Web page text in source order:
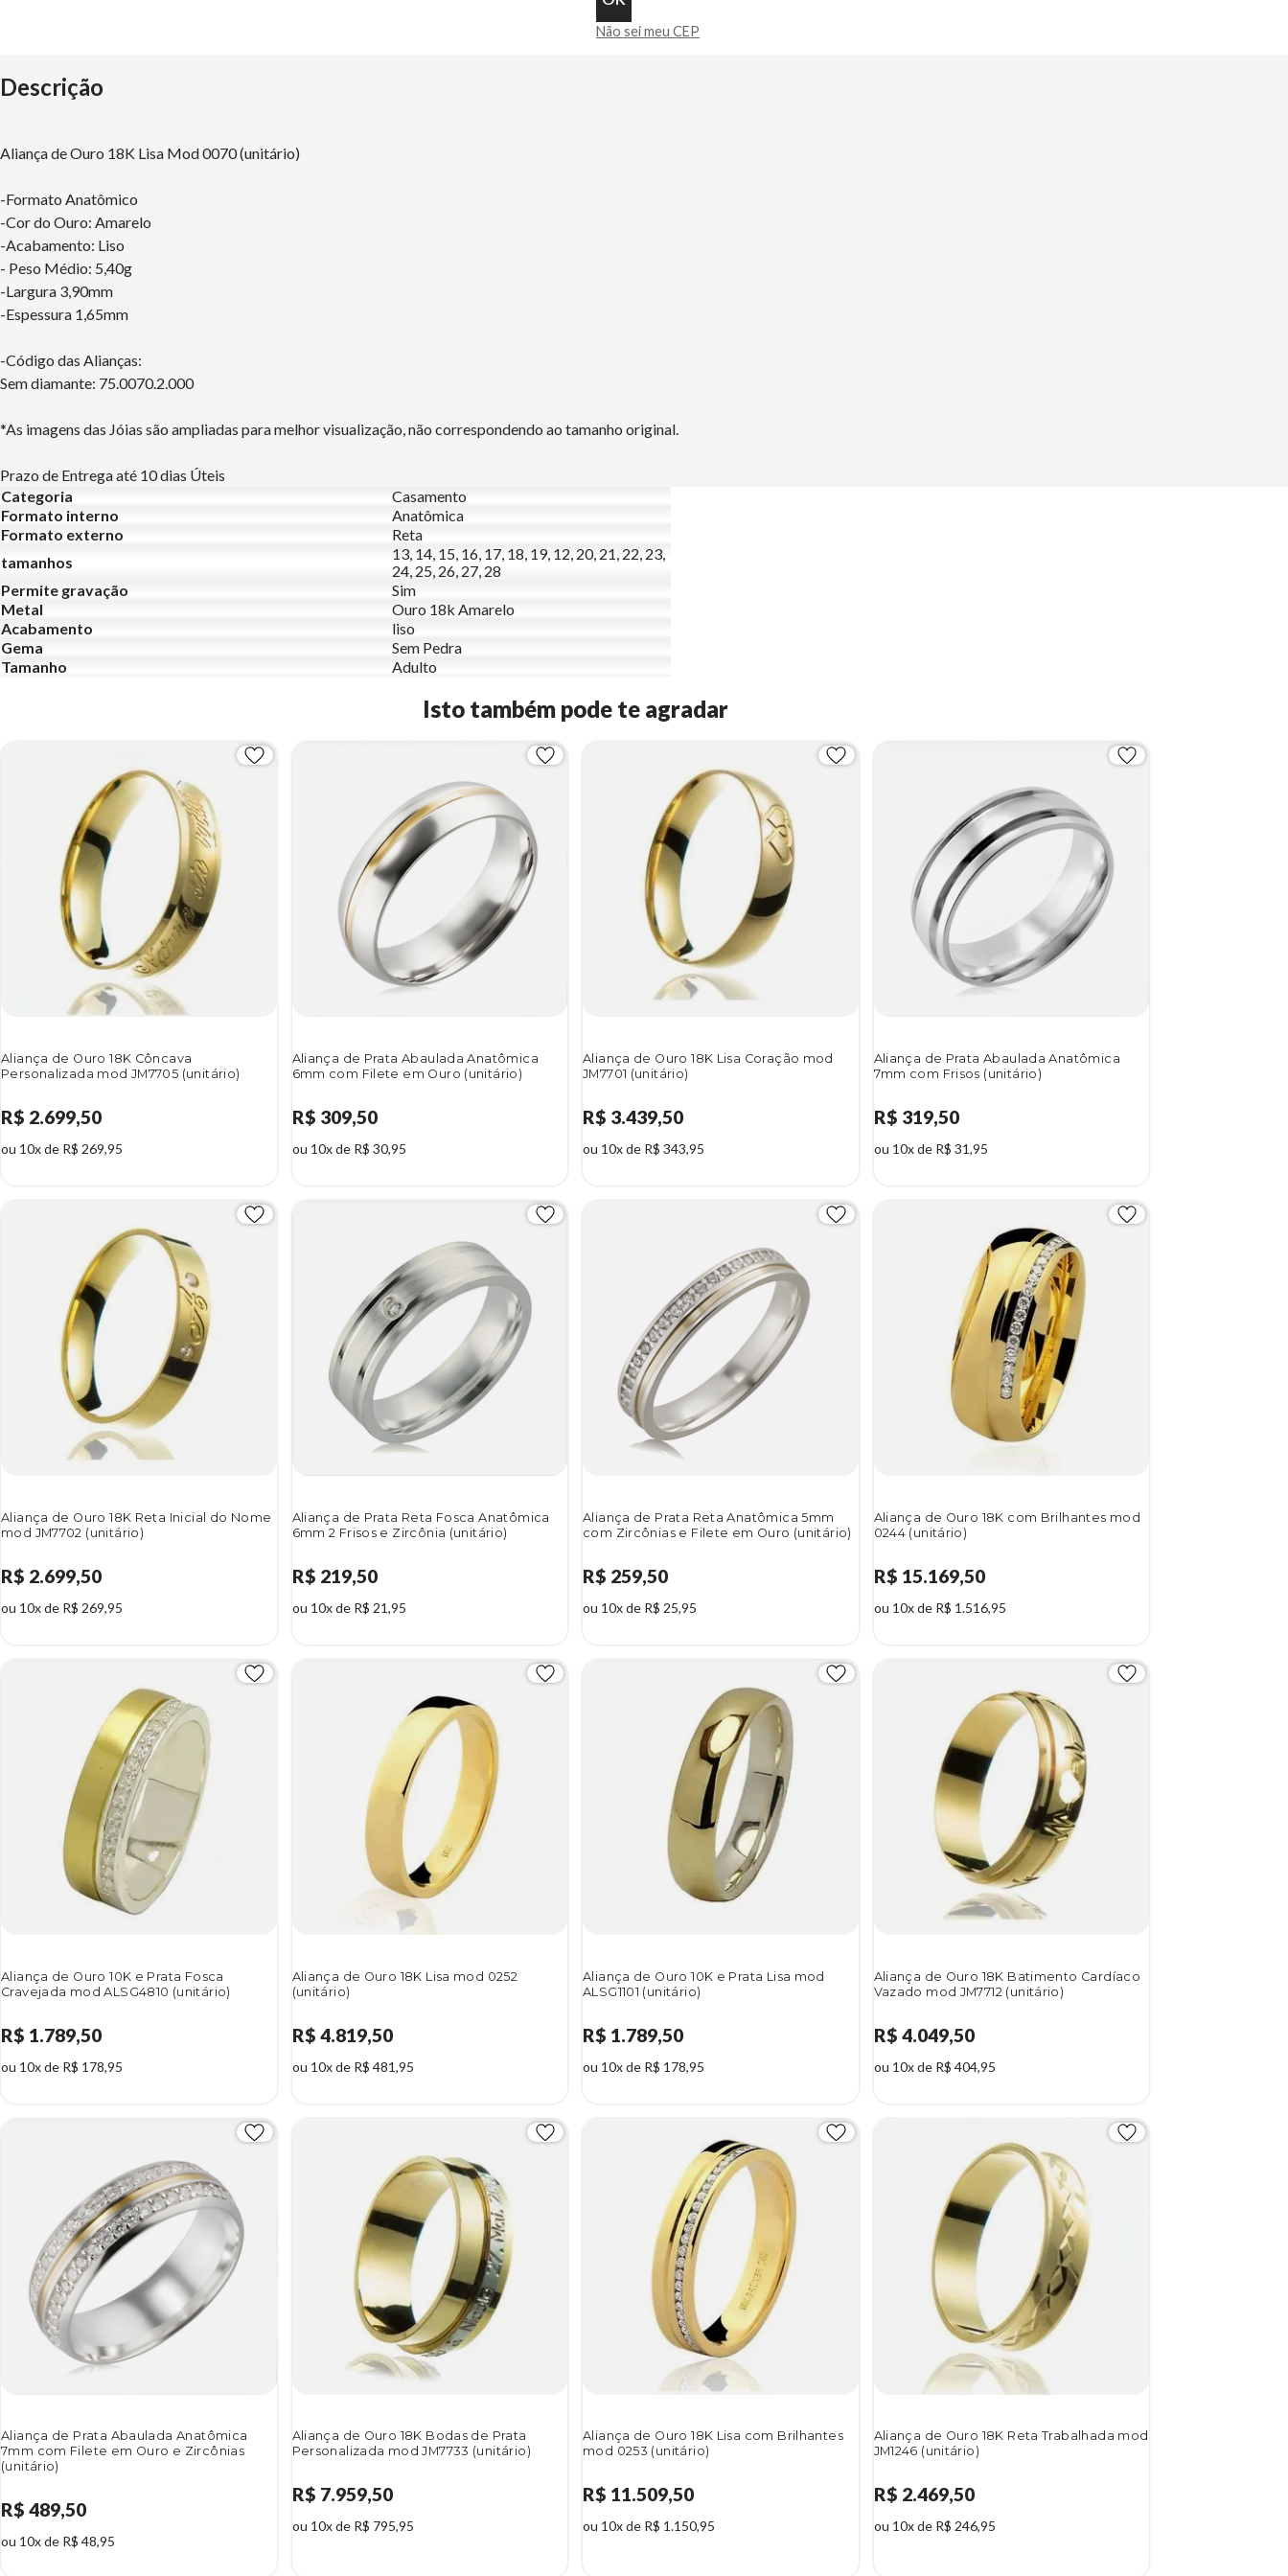
Não sei meu CEP
Descrição
Aliança de Ouro 18K Lisa Mod 0070 (unitário)
-Formato Anatômico
-Cor do Ouro: Amarelo
-Acabamento: Liso
- Peso Médio: 5,40g
-Largura 3,90mm
-Espessura 1,65mm
-Código das Alianças:
Sem diamante: 75.0070.2.000
*As imagens das Jóias são ampliadas para melhor visualização, não correspondendo ao tamanho original.
Prazo de Entrega até 10 dias Úteis
Categoria
Casamento
Formato interno
Anatômica
Formato externo
Reta
tamanhos
13, 14, 15, 16, 17, 18, 19, 12, 20, 21, 22, 23,
24, 25, 26, 27, 28
Permite gravação
Sim
Metal
Ouro 18k Amarelo
Acabamento
liso
Gema
Sem Pedra
Tamanho
Adulto
Isto também pode te agradar
Aliança de Ouro 18K Côncava
Personalizada mod JM7705 (unitário)
R$ 2.699,50
ou 10x de R$ 269,95
Aliança de Prata Abaulada Anatômica
6mm com Filete em Ouro (unitário)
R$ 309,50
ou 10x de R$ 30,95
Aliança de Ouro 18K Lisa Coração mod
JM7701 (unitário)
R$ 3.439,50
ou 10x de R$ 343,95
Aliança de Prata Abaulada Anatômica
7mm com Frisos (unitário)
R$ 319,50
ou 10x de R$ 31,95
Aliança de Ouro 18K Reta Inicial do Nome
mod JM7702 (unitário)
R$ 2.699,50
ou 10x de R$ 269,95
Aliança de Prata Reta Fosca Anatômica
6mm 2 Frisos e Zircônia (unitário)
R$ 219,50
ou 10x de R$ 21,95
Aliança de Prata Reta Anatômica 5mm
com Zircônias e Filete em Ouro (unitário)
R$ 259,50
ou 10x de R$ 25,95
Aliança de Ouro 18K com Brilhantes mod
0244 (unitário)
R$ 15.169,50
ou 10x de R$ 1.516,95
Aliança de Ouro 10K e Prata Fosca
Cravejada mod ALSG4810 (unitário)
R$ 1.789,50
ou 10x de R$ 178,95
Aliança de Ouro 18K Lisa mod 0252
(unitário)
R$ 4.819,50
ou 10x de R$ 481,95
Aliança de Ouro 10K e Prata Lisa mod
ALSG1101 (unitário)
R$ 1.789,50
ou 10x de R$ 178,95
Aliança de Ouro 18K Batimento Cardíaco
Vazado mod JM7712 (unitário)
R$ 4.049,50
ou 10x de R$ 404,95
Aliança de Prata Abaulada Anatômica
7mm com Filete em Ouro e Zircônias
(unitário)
R$ 489,50
ou 10x de R$ 48,95
Aliança de Ouro 18K Bodas de Prata
Personalizada mod JM7733 (unitário)
R$ 7.959,50
ou 10x de R$ 795,95
Aliança de Ouro 18K Lisa com Brilhantes
mod 0253 (unitário)
R$ 11.509,50
ou 10x de R$ 1.150,95
Aliança de Ouro 18K Reta Trabalhada mod
JM1246 (unitário)
R$ 2.469,50
ou 10x de R$ 246,95